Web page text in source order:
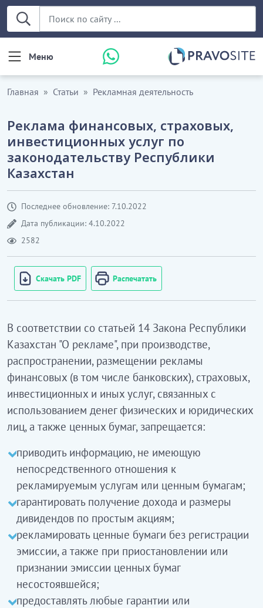
Меню
Главная Статьи Рекламная деятельность
Реклама финансовых, страховых,
инвестиционных услуг по
законодательству Республики
Казахстан
Последнее обновление: 7.10.2022
Дата публикации: 4.10.2022
2582
Скачать PDF Распечатать
В соответствии со статьей 14 Закона Республики
Казахстан "О рекламе", при производстве,
распространении, размещении рекламы
финансовых (в том числе банковских), страховых,
инвестиционных и иных услуг, связанных с
использованием денег физических и юридических
лиц, а также ценных бумаг, запрещается:
приводить информацию, не имеющую
непосредственного отношения к
рекламируемым услугам или ценным бумагам;
гарантировать получение дохода и размеры
дивидендов по простым акциям;
рекламировать ценные бумаги без регистрации
эмиссии, а также при приостановлении или
признании эмиссии ценных бумаг
несостоявшейся;
предоставлять любые гарантии или